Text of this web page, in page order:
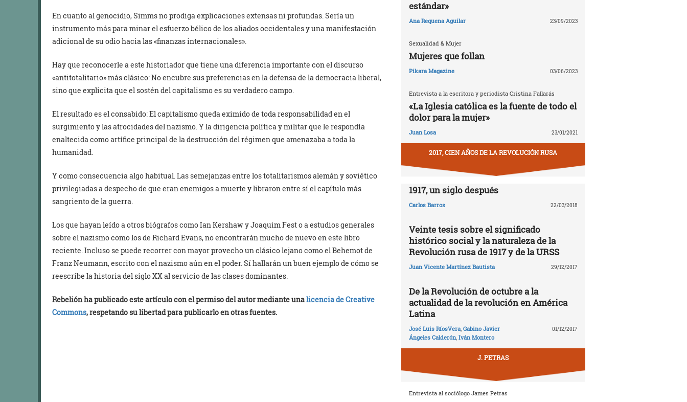
En cuanto al genocidio, Simms no prodiga explicaciones extensas ni profundas. Sería un
instrumento más para minar el esfuerzo bélico de los aliados occidentales y una manifestación
adicional de su odio hacia las «finanzas internacionales».
Hay que reconocerle a este historiador que tiene una diferencia importante con el discurso
«antitotalitario» más clásico: No encubre sus preferencias en la defensa de la democracia liberal,
sino que explicita que el sostén del capitalismo es su verdadero campo.
El resultado es el consabido: El capitalismo queda eximido de toda responsabilidad en el
surgimiento y las atrocidades del nazismo. Y la dirigencia política y militar que le respondía
enaltecida como artífice principal de la destrucción del régimen que amenazaba a toda la
humanidad.
Y como consecuencia algo habitual. Las semejanzas entre los totalitarismos alemán y soviético
privilegiadas a despecho de que eran enemigos a muerte y libraron entre sí el capítulo más
sangriento de la guerra.
Los que hayan leído a otros biógrafos como Ian Kershaw y Joaquim Fest o a estudios generales
sobre el nazismo como los de Richard Evans, no encontrarán mucho de nuevo en este libro
reciente. Incluso se puede recorrer con mayor provecho un clásico lejano como el Behemot de
Franz Neumann, escrito con el nazismo aún en el poder. Sí hallarán un buen ejemplo de cómo se
reescribe la historia del siglo XX al servicio de las clases dominantes.
Rebelión ha publicado este artículo con el permiso del autor mediante unalicencia de Creative
Commons, respetando su libertad para publicarlo en otras fuentes.
estándar»
Ana Requena Aguilar 23/09/2023
Sexualidad & Mujer
Mujeres que follan
Pikara Magazine 03/06/2023
Entrevista a la escritora y periodista Cristina Fallarás
«La Iglesia católica es la fuente de todo el
dolor para la mujer»
Juan Losa 23/01/2021
2017, CIEN AÑOS DE LA REVOLUCIÓN RUSA
1917, un siglo después
Carlos Barros 22/03/2018
Veinte tesis sobre el significado
histórico social y la naturaleza de la
Revolución rusa de 1917 y de la URSS
Juan Vicente Martínez Bautista 29/12/2017
De la Revolución de octubre a la
actualidad de la revolución en América
Latina
José Luis RíosVera, Gabino Javier
Ángeles Calderón, Iván Montero
01/12/2017
J. PETRAS
Entrevista al sociólogo James Petras